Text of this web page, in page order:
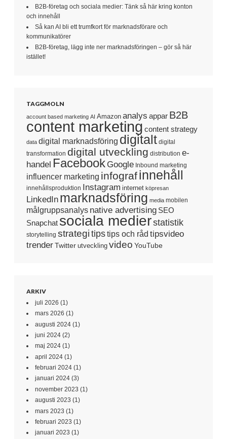
B2B-företag och sociala medier: Tänk så här kring konton
och innehåll
Så kan AI bli ett trumfkort för marknadsförare och
kommunikatörer
B2B-företag, lägg inte ner marknadsföringen – gör så här
istället!
TAGGMOLN
account based marketing AI Amazon analys appar B2B
content marketing content strategy
data digital marknadsföring digitalt digital
transformation digital utveckling distribution e-
handel Facebook Google Inbound marketing
influencer marketing infografinnehåll
innehållsproduktion Instagram internet köpresan
LinkedIn marknadsföring media mobilen
målgruppsanalys native advertising SEO
Snapchat sociala medierstatistik
storytelling strategi tipstips och råd tipsvideo
trenderTwitter utveckling video YouTube
ARKIV
juli 2026 (1)
mars 2026 (1)
augusti 2024 (1)
juni 2024 (2)
maj 2024 (1)
april 2024 (1)
februari 2024 (1)
januari 2024 (3)
november 2023 (1)
augusti 2023 (1)
mars 2023 (1)
februari 2023 (1)
januari 2023 (1)